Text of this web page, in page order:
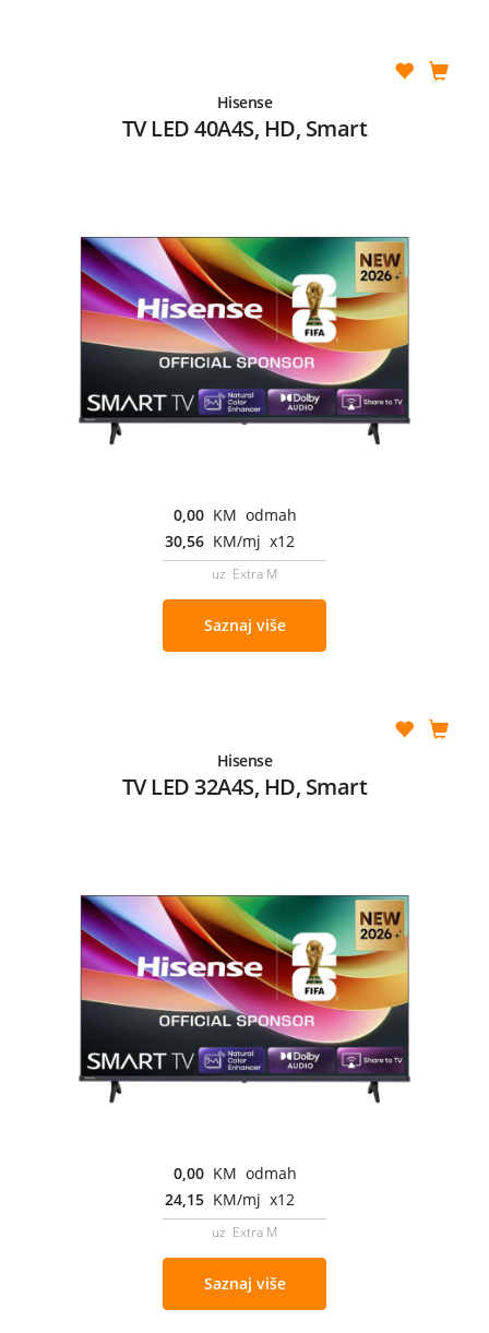
Hisense
TV LED 40A4S, HD, Smart
0,00 KM odmah
30,56 KM/mj x12
uz Extra M
Saznaj više
Hisense
TV LED 32A4S, HD, Smart
0,00 KM odmah
24,15 KM/mj x12
uz Extra M
Saznaj više